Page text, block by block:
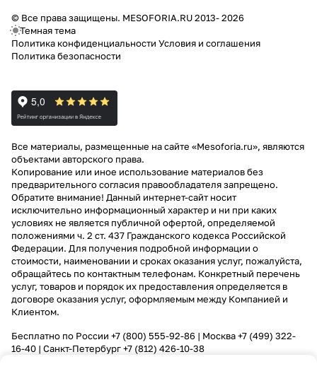
© Все права защищены. MESOFORIA.RU 2013- 2026
Темная тема
Политика конфиденциальности Условия и соглашения
Политика безопасности
Все материалы, размещенные на сайте «Mesoforia.ru», являются
объектами авторского права.
Копирование или иное использование материалов без
предварительного согласия правообладателя запрещено.
Обратите внимание! Данный интернет-сайт носит
исключительно информационный характер и ни при каких
условиях не является публичной офертой, определяемой
положениями ч. 2 ст. 437 Гражданского кодекса Российской
Федерации. Для получения подробной информации о
стоимости, наименовании и сроках оказания услуг, пожалуйста,
обращайтесь по контактным телефонам. Конкретный перечень
услуг, товаров и порядок их предоставления определяется в
договоре оказания услуг, оформляемым между Компанией и
Клиентом.
Бесплатно по России +7 (800) 555-92-86 | Москва+7 (499) 322-
16-40 | Санкт-Петербург+7 (812) 426-10-38